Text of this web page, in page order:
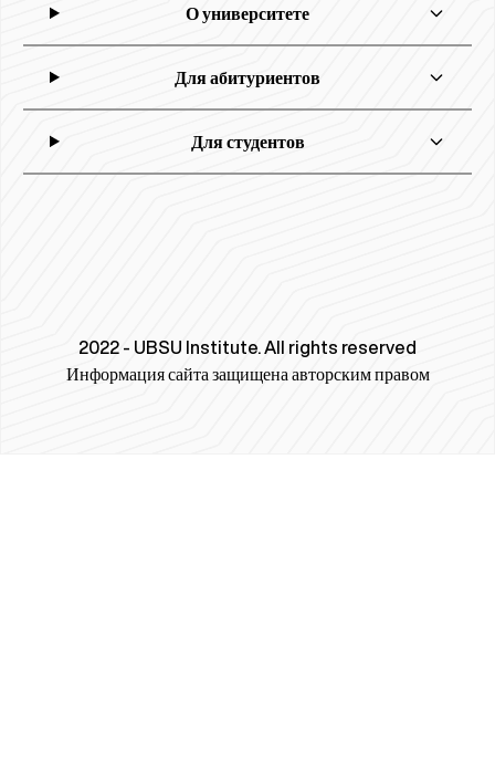
О университете
Для абитуриентов
Для студентов
2022 - UBSU Institute. All rights reserved
Информация сайта защищена авторским правом